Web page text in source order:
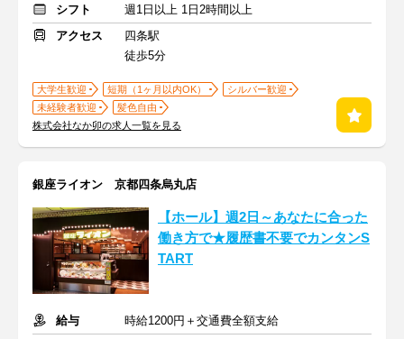
シフト
週1日以上 1日2時間以上
アクセス
四条駅
徒歩5分
大学生歓迎 短期（1ヶ月以内OK）
シルバー歓迎
未経験者歓迎
髪色自由
株式会社なか卯の求人一覧を見る
銀座ライオン 京都四条烏丸店
【ホール】週2日～あなたに合った
働き方で★履歴書不要でカンタンS
TART
給与
時給1200円＋交通費全額支給